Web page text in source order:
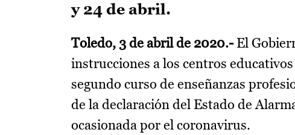
y 24 de abril.
Toledo, 3 de abril de 2020.-El
instrucciones a los centros
segundo curso de enseñanzas
de la declaración del Estado de
ocasionada por el coronavirus.